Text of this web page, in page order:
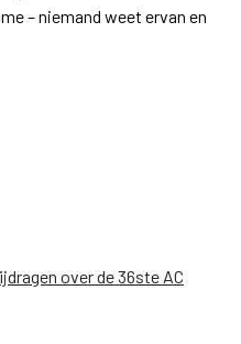
– niemand weet ervan en
over de 36ste AC